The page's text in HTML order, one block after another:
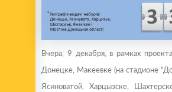
Вчера, 9 декабря, в рамках
Донецке, Макеевке (на стадионе
Ясиноватой, Харцызске,